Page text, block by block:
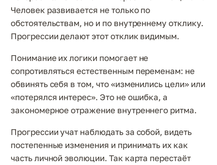
Человек развивается не только по
обстоятельствам, но и по внутреннему отклику.
Прогрессии делают этот отклик видимым.
Понимание их логики помогает не
сопротивляться естественным переменам: не
обвинять себя в том, что «изменились цели» или
«потерялся интерес». Это не ошибка, а
закономерное отражение внутреннего ритма.
Прогрессии учат наблюдать за собой, видеть
постепенные изменения и принимать их как
часть личной эволюции. Так карта перестаёт